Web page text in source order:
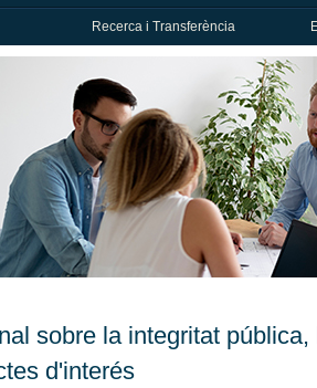
Recerca i Transferència
sobre la integritat
d'interés